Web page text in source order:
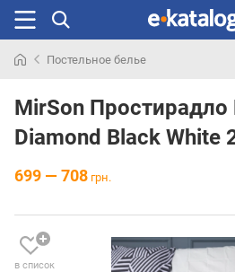
раньше
Постельное белье
MirSon Простирадло
Diamond Black White
699 — 708 грн.
в список